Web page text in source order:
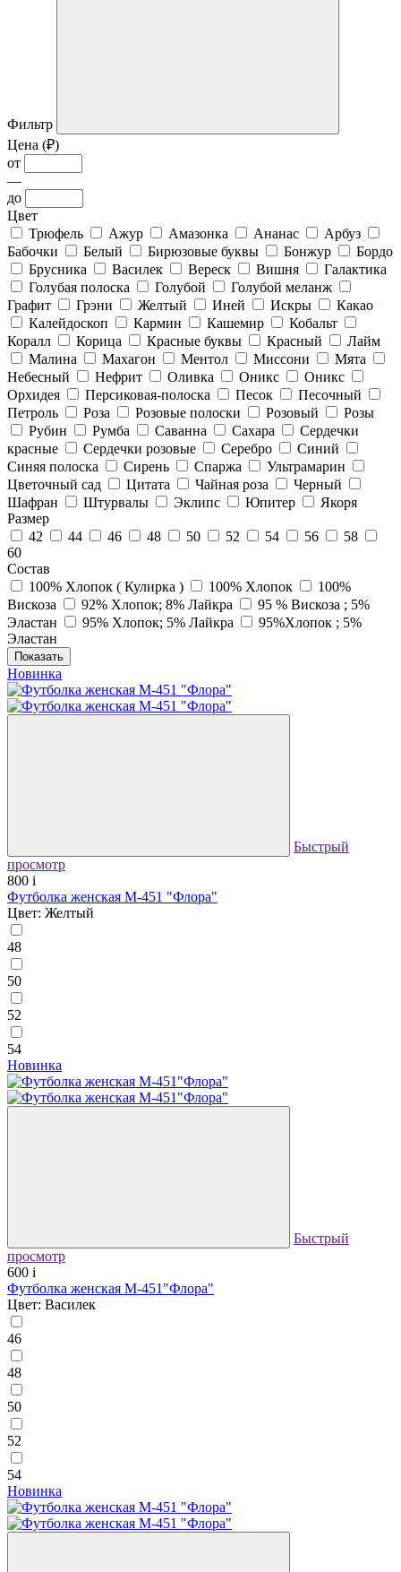
Фильтр
Цена (₽)
от
—
до
Цвет
Трюфель
Ажур Амазонка Ананас
Арбуз
Бабочки
Белый Бирюзовые буквы Бонжур
Бордо
Брусника
Василек Вереск Вишня
Галактика
Голубая полоска
Голубой
Голубой меланж
Графит
Грэни Желтый Иней Искры
Какао
Калейдоскоп
Кармин Кашемир
Кобальт
Коралл
Корица Красные буквы Красный
Лайм
Малина
Махагон Ментол Миссони
Мята
Небесный
Нефрит Оливка Оникс
Оникс
Орхидея
Персиковая-полоска Песок
Песочный
Петроль
Роза Розовые полоски Розовый
Розы
Рубин
Румба Саванна Сахара
Сердечки
красные
Сердечки розовые Серебро
Синий
Синяя полоска
Сирень Спаржа
Ультрамарин
Цветочный сад
Цитата Чайная роза
Черный
Шафран
Штурвалы Эклипс Юпитер
Якоря
Размер
42
44 46 48 50 52 54 56
58
60
Состав
100% Хлопок ( Кулирка )
100% Хлопок
100%
Вискоза
92% Хлопок; 8% Лайкра
95 % Вискоза ; 5%
Эластан
95% Хлопок; 5% Лайкра
95%Хлопок ; 5%
Эластан
Показать
Новинка
Быстрый
просмотр
800 i
Футболка женская М-451 "Флора"
Цвет: Желтый
48
50
52
54
Новинка
Быстрый
просмотр
600 i
Футболка женская М-451"Флора"
Цвет: Василек
46
48
50
52
54
Новинка